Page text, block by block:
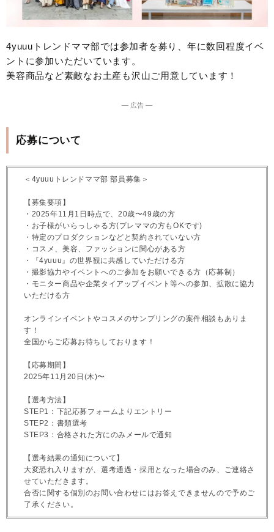
4yuuuトレンドママ部では参加者を募り、年に数回程度イベ
ントに参加いただいています。
美容商品など素敵なお土産も沢山ご用意しています！
― 広告 ―
応募について
＜4yuuuトレンドママ部 部員募集＞
【募集要項】
・2025年11月1日時点で、20歳〜49歳の方
・お子様がいらっしゃる方(プレママの方もOKです)
・特定のプロダクションなどと契約されていない方
・コスメ、美容、ファッションに関心がある方
・『4yuuu』の世界観に共感していただける方
・撮影協力やイベントへのご参加をお願いできる方（応募制）
・モニター商品や企業タイアップイベント等への参加、拡散に協力
いただける方
オンラインイベントやコスメのサンプリングの案件相談もありま
す！
全国からご応募お待ちしております！
【応募期間】
2025年11月20日(木)〜
【選考方法】
STEP1：下記応募フォームよりエントリー
STEP2：書類選考
STEP3：合格された方にのみメールで通知
【選考結果の通知について】
大変恐れ入りますが、選考通過・採用となった場合のみ、ご連絡さ
せていただきます。
合否に関する個別のお問い合わせにはお答えできませんので予めご
了承ください。